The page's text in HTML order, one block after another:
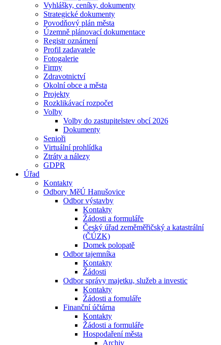
Vyhlášky, ceníky, dokumenty
Strategické dokumenty
Povodňový plán města
Územně plánovací dokumentace
Registr oznámení
Profil zadavatele
Fotogalerie
Firmy
Zdravotnictví
Okolní obce a města
Projekty
Rozklikávací rozpočet
Volby
Volby do zastupitelstev obcí 2026
Dokumenty
Senioři
Virtuální prohlídka
Ztráty a nálezy
GDPR
Úřad
Kontakty
Odbory MěÚ Hanušovice
Odbor výstavby
Kontakty
Žádosti a formuláře
Český úřad zeměměřičský a katastrální
(ČÚZK)
Domek polopatě
Odbor tajemníka
Kontakty
Žádosti
Odbor správy majetku, služeb a investic
Kontakty
Žádosti a fomuláře
Finanční účtárna
Kontakty
Žádosti a formuláře
Hospodaření města
Archiv